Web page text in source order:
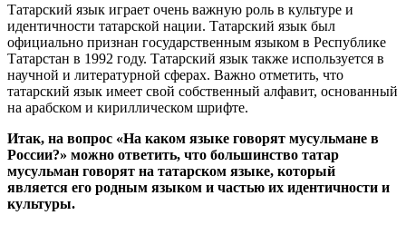
Татарский язык играет очень важную роль в культуре и
идентичности татарской нации. Татарский язык был
официально признан государственным языком в Республике
Татарстан в 1992 году. Татарский язык также используется в
научной и литературной сферах. Важно отметить, что
татарский язык имеет свой собственный алфавит, основанный
на арабском и кириллическом шрифте.
Итак, на вопрос «На каком языке говорят мусульмане в
России?» можно ответить, что большинство татар
мусульман говорят на татарском языке, который
является его родным языком и частью их идентичности и
культуры.